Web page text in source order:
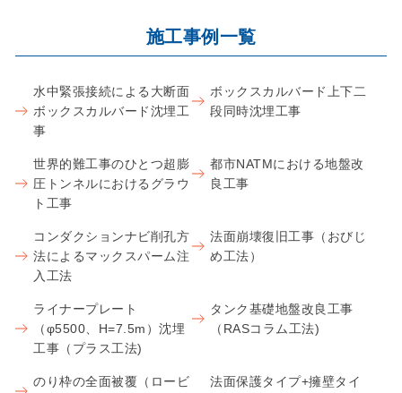
施工事例一覧
水中緊張接続による大断面
ボックスカルバード沈埋工
事
ボックスカルバード上下二
段同時沈埋工事
世界的難工事のひとつ超膨
圧トンネルにおけるグラウ
ト工事
都市NATMにおける地盤改
良工事
コンダクションナビ削孔方
法によるマックスパーム注
入工法
法面崩壊復旧工事（おびじ
め工法）
ライナープレート
（φ5500、H=7.5m）沈埋
工事（プラス工法)
タンク基礎地盤改良工事
（RASコラム工法)
のり枠の全面被覆（ロービ
法面保護タイプ+擁壁タイ